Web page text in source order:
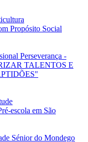
Propósito Social
Perseverança -
TALENTOS E
escola em São
Sénior do Mondego